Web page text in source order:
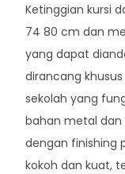
Ketinggian kursi
74 80 cm dan
yang dapat
dirancang
sekolah yang
bahan metal dan
dengan finishing
kokoh dan kuat,